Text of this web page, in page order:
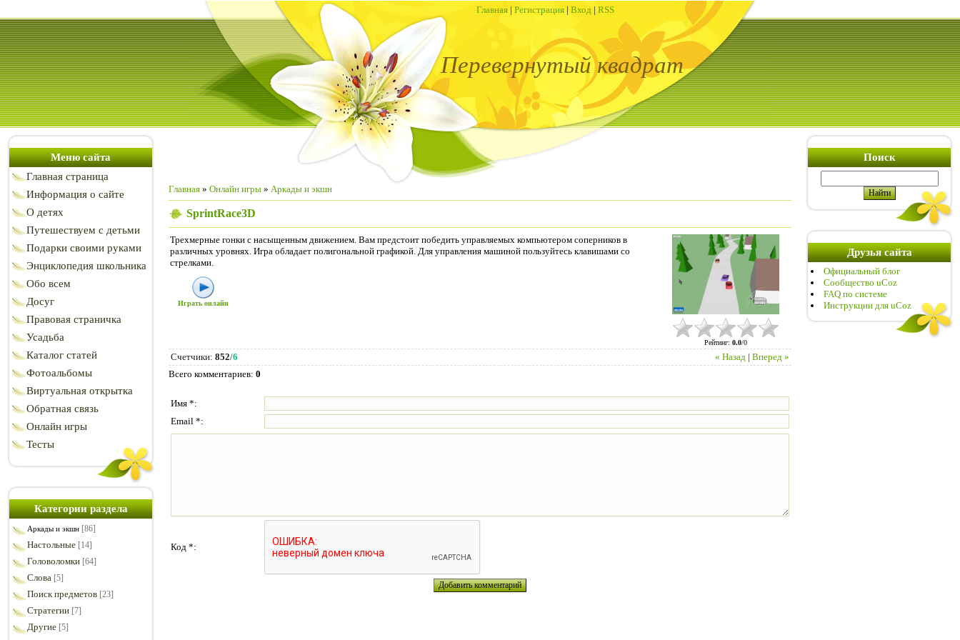
Главная | Регистрация | Вход | RSS
Перевернутый квадрат
Меню сайта
Главная страница
Информация о сайте
О детях
Путешествуем с детьми
Подарки своими руками
Энциклопедия школьника
Обо всем
Досуг
Правовая страничка
Усадьба
Каталог статей
Фотоальбомы
Виртуальная открытка
Обратная связь
Онлайн игры
Тесты
Категории раздела
Аркады и экшн [86]
Настольные [14]
Головоломки [64]
Слова [5]
Поиск предметов [23]
Стратегии [7]
Другие [5]
Главная » Онлайн игры » Аркады и экшн
SprintRace3D
Трехмерные гонки с насыщенным движением. Вам предстоит победить управляемых компьютером соперников в
различных уровнях. Игра обладает полигональной графикой. Для управления машиной пользуйтесь клавишами со
стрелками.
Играть онлайн
Рейтинг: 0.0/0
« Назад | Вперед »
Счетчики: 852/6
Всего комментариев: 0
Имя *:
Email *:
Код *:
Поиск
Друзья сайта
Официальный блог
Сообщество uCoz
FAQ по системе
Инструкции для uCoz